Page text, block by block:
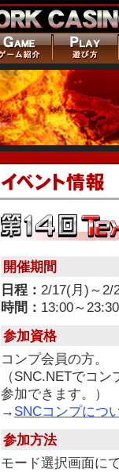
開催期間
日程： 2/17(月)～2/
時間： 13:00～23:30
参加資格
コンプ会員の方。
（SNC.NETでコ
参加できます。）
→ SNCコンプにつ
参加方法
モード選択画面に